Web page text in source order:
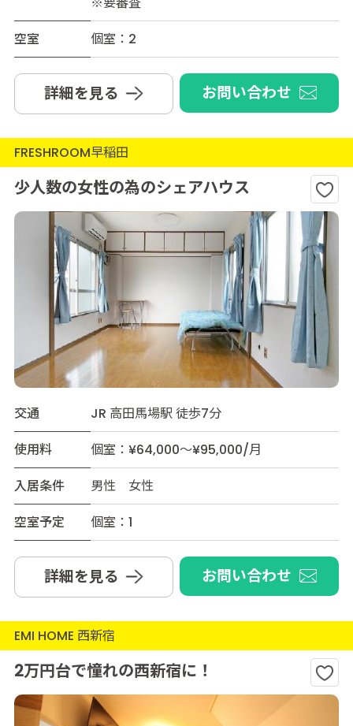
空室
個室：2
詳細を見る お問い合わせ
FRESHROOM早稲田
少人数の女性の為のシェアハウス
交通
JR 高田馬場駅 徒歩7分
使用料
個室：¥64,000～¥95,000/月
入居条件
男性 女性
空室予定
個室：1
詳細を見る お問い合わせ
EMI HOME 西新宿
2万円台で憧れの西新宿に！